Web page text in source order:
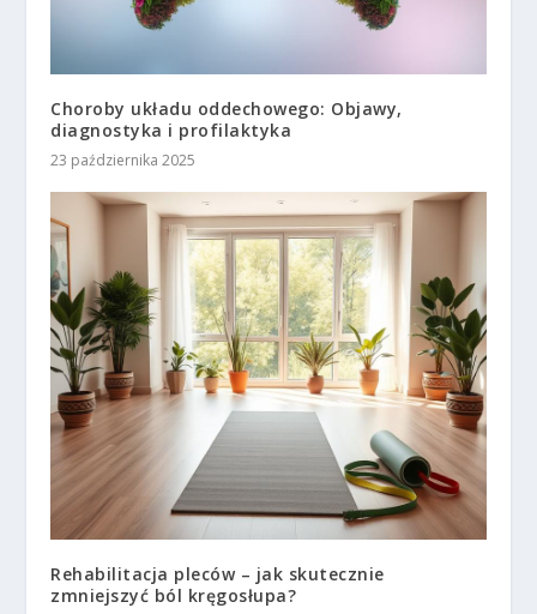
Choroby układu oddechowego: Objawy,
diagnostyka i profilaktyka
23 października 2025
Rehabilitacja pleców – jak skutecznie
zmniejszyć ból kręgosłupa?